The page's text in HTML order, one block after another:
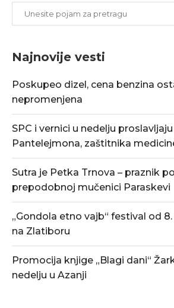
Najnovije vesti
Poskupeo dizel, cena benzina
nepromenjena
SPC i vernici u nedelju
Pantelejmona, zaštitnika
Sutra je Petka Trnova – praznik
prepodobnoj mučenici Paraskevi
„Gondola etno vajb“ festival od
na Zlatiboru
Promocija knjige „Blagi dani“
nedelju u Azanji